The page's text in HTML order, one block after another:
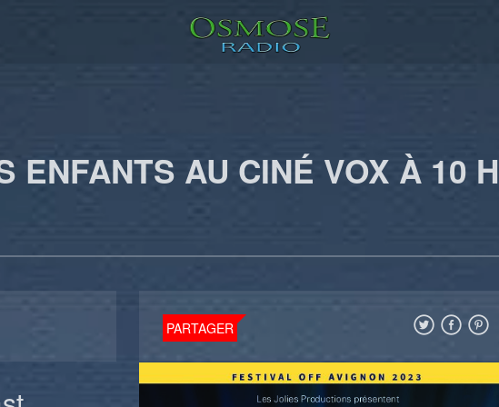
ENFANTS AU CINÉ VOX À 10 H
PARTAGER